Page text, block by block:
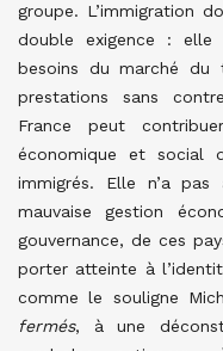
groupe. L’immigration
double exigence :
besoins du marché du
prestations sans
France peut
économique et social
immigrés. Elle n’a
mauvaise gestion
gouvernance, de ces
porter atteinte à
comme le souligne
fermés, à une